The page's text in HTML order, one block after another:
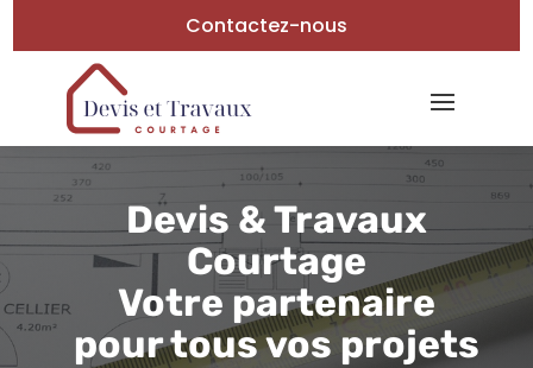
Contactez-nous
Devis & Travaux
Courtage
Votre partenaire
pour tous vos projets